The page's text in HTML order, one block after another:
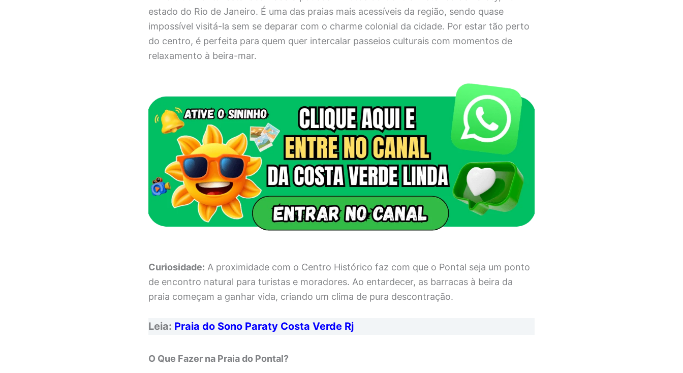
estado do Rio de Janeiro. É uma das praias mais acessíveis da região, sendo quase
impossível visitá-la sem se deparar com o charme colonial da cidade. Por estar tão perto
do centro, é perfeita para quem quer intercalar passeios culturais com momentos de
relaxamento à beira-mar.
Curiosidade: A proximidade com o Centro Histórico faz com que o Pontal seja um ponto
de encontro natural para turistas e moradores. Ao entardecer, as barracas à beira da
praia começam a ganhar vida, criando um clima de pura descontração.
Leia: Praia do Sono Paraty Costa Verde Rj
O Que Fazer na Praia do Pontal?